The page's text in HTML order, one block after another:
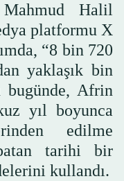
Mahmud Halil
platformu X
“8 bin 720
yaklaşık bin
bugünde, Afrin
yıl boyunca
edilme
tarihi bir
kullandı.